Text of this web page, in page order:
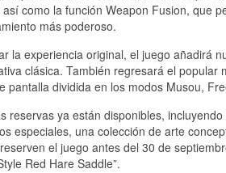
como la función Weapon Fusion, que
más poderoso.
la experiencia original, el juego añadirá
clásica. También regresará el
pantalla dividida en los modos Musou,
reservas ya están disponibles,
especiales, una colección de arte
el juego antes del 30 de
Red Hare Saddle”.